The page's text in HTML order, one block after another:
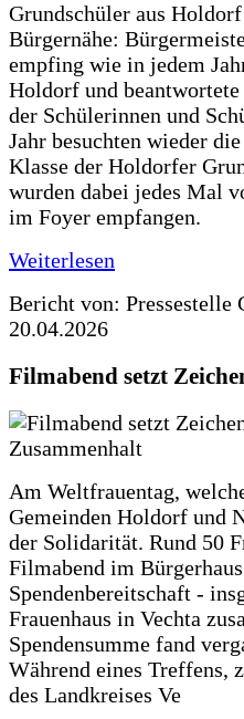
Grundschüler aus
Bürgernähe:
empfing wie in jedem
Holdorf und
der Schülerinnen und
Jahr besuchten wieder
Klasse der Holdorfer
wurden dabei jedes Mal
im Foyer empfangen.
Weiterlesen
Bericht von: Pressestelle
20.04.2026
Filmabend setzt
Am Weltfrauentag,
Gemeinden Holdorf und
der Solidarität. Rund 50
Filmabend im
Spendenbereitschaft -
Frauenhaus in Vechta
Spendensumme fand
Während eines Treffens,
des Landkreises Ve